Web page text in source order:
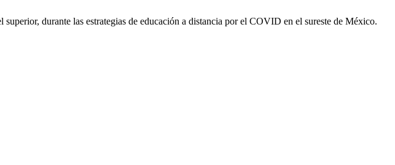
durante las estrategias de educación a distancia por el COVID en el sureste de México.